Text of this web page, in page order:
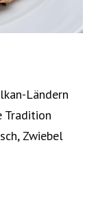
Ländern
Tradition
Zwiebel